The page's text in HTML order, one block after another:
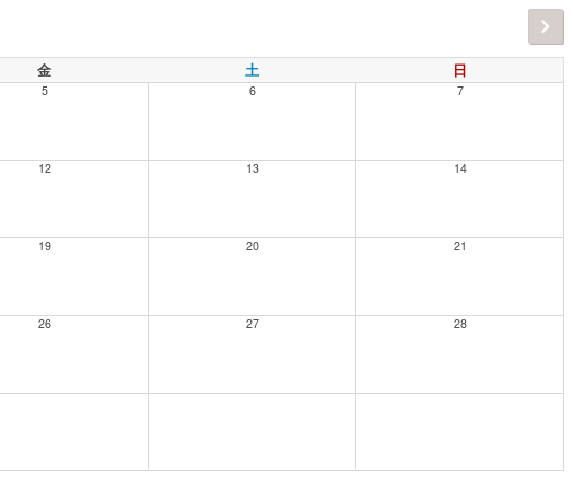
金 土 日
5 6 7
12 13 14
19 20 21
26 27 28